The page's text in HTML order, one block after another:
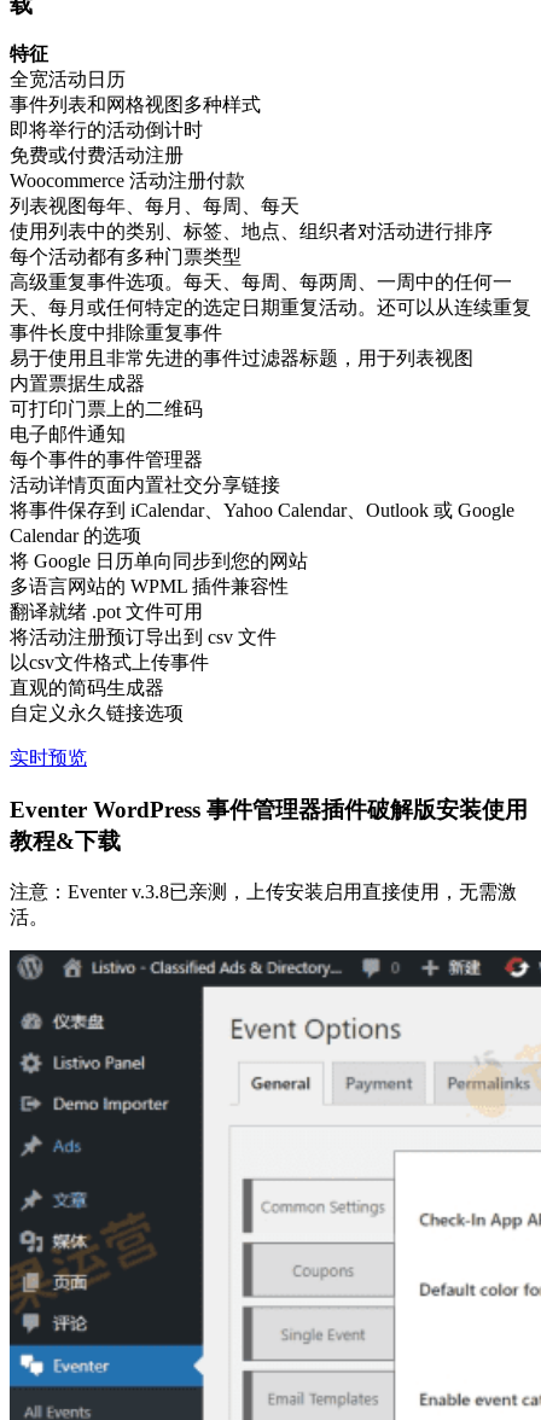
特征
全宽活动日历
事件列表和网格视图多种样式
即将举行的活动倒计时
免费或付费活动注册
Woocommerce 活动注册付款
列表视图每年、每月、每周、每天
使用列表中的类别、标签、地点、组织者对活动进行排序
每个活动都有多种门票类型
高级重复事件选项。每天、每周、每两周、一周中的任何一
天、每月或任何特定的选定日期重复活动。还可以从连续重复
事件长度中排除重复事件
易于使用且非常先进的事件过滤器标题，用于列表视图
内置票据生成器
可打印门票上的二维码
电子邮件通知
每个事件的事件管理器
活动详情页面内置社交分享链接
将事件保存到 iCalendar、Yahoo Calendar、Outlook 或 Google
Calendar 的选项
将 Google 日历单向同步到您的网站
多语言网站的 WPML 插件兼容性
翻译就绪 .pot 文件可用
将活动注册预订导出到 csv 文件
以csv文件格式上传事件
直观的简码生成器
自定义永久链接选项
实时预览
Eventer WordPress 事件管理器插件破解版安装使用
教程&下载
注意：Eventer v.3.8已亲测，上传安装启用直接使用，无需激
活。